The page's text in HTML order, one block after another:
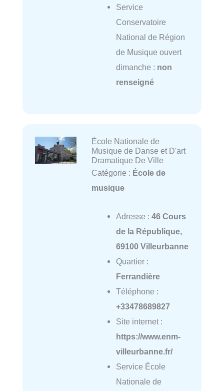
Service
Conservatoire
National de Région
de Musique ouvert
dimanche : non
renseigné
École Nationale de
Musique de Danse et D'art
Dramatique De Ville
Catégorie : École de
musique
Adresse : 46 Cours
de la République,
69100 Villeurbanne
Quartier :
Ferrandière
Téléphone :
+33478689827
Site internet :
https://www.enm-
villeurbanne.fr/
Service École
Nationale de